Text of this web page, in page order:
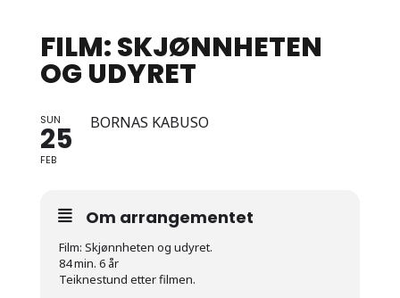
FILM: SKJØNNHETEN
OG UDYRET
SUN
25
FEB
BORNAS KABUSO
Om arrangementet
Film: Skjønnheten og udyret.
84 min. 6 år
Teiknestund etter filmen.